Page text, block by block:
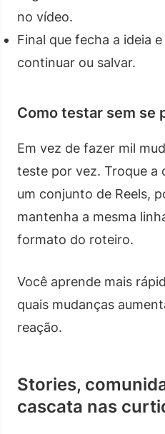
no vídeo.
Final que fecha a ideia
continuar ou salvar.
Como testar sem se
Em vez de fazer mil
teste por vez. Troque a
um conjunto de Reels,
mantenha a mesma
formato do roteiro.
Você aprende mais
quais mudanças
reação.
Stories,
cascata nas